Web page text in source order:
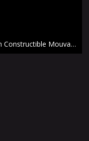
Terrain Constructible Mouvaux 08 a 98 ca